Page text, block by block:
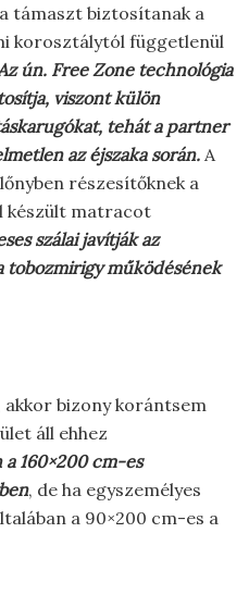
támaszt biztosítanak a
korosztálytól függetlenül
ún. Free Zone technológia
viszont külön
tehát a partner
az éjszaka során. A
részesítőknek a
készült matracot
szálai javítják az
tobozmirigy működésének
akkor bizony korántsem
áll ehhez
a 160×200 cm-es
, de ha egyszemélyes
a 90×200 cm-es a